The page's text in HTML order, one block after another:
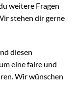
weitere Fragen
stehen dir gerne
diesen
eine faire und
Wir wünschen